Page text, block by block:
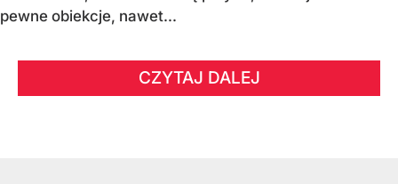
pewne obiekcje, nawet...
CZYTAJ DALEJ